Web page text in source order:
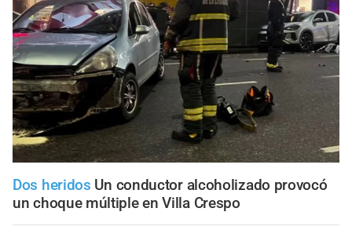
Dos heridos Un conductor alcoholizado provocó
un choque múltiple en Villa Crespo